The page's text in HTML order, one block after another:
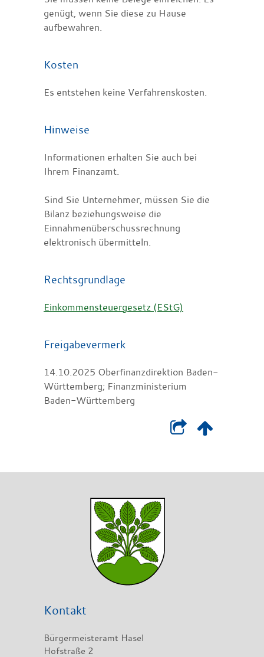
genügt, wenn Sie diese zu Hause
aufbewahren.
Kosten
Es entstehen keine Verfahrenskosten.
Hinweise
Informationen erhalten Sie auch bei
Ihrem Finanzamt.
Sind Sie Unternehmer, müssen Sie die
Bilanz beziehungsweise die
Einnahmenüberschussrechnung
elektronisch übermitteln.
Rechtsgrundlage
Einkommensteuergesetz (EStG)
Freigabevermerk
14.10.2025 Oberfinanzdirektion Baden-
Württemberg; Finanzministerium
Baden-Württemberg
Kontakt
Bürgermeisteramt Hasel
Hofstraße 2